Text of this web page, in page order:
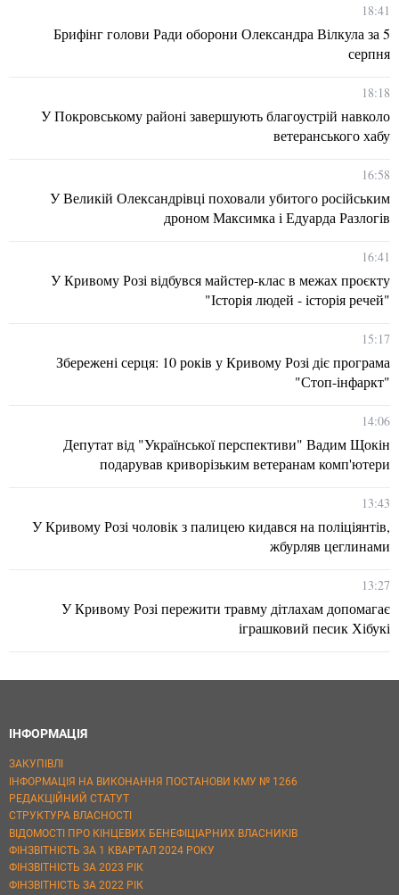
18:41
Брифінг голови Ради оборони Олександра Вілкула за 5
серпня
18:18
У Покровському районі завершують благоустрій навколо
ветеранського хабу
16:58
У Великій Олександрівці поховали убитого російським
дроном Максимка і Едуарда Разлогів
16:41
У Кривому Розі відбувся майстер-клас в межах проєкту
"Історія людей - історія речей"
15:17
Збережені серця: 10 років у Кривому Розі діє програма
"Стоп-інфаркт"
14:06
Депутат від "Української перспективи" Вадим Щокін
подарував криворізьким ветеранам комп'ютери
13:43
У Кривому Розі чоловік з палицею кидався на поліціянтів,
жбурляв цеглинами
13:27
У Кривому Розі пережити травму дітлахам допомагає
іграшковий песик Хібукі
ІНФОРМАЦІЯ
ЗАКУПІВЛІ
ІНФОРМАЦІЯ НА ВИКОНАННЯ ПОСТАНОВИ КМУ № 1266
РЕДАКЦІЙНИЙ СТАТУТ
СТРУКТУРА ВЛАСНОСТІ
ВІДОМОСТІ ПРО КІНЦЕВИХ БЕНЕФІЦІАРНИХ ВЛАСНИКІВ
ФІНЗВІТНІСТЬ ЗА 1 КВАРТАЛ 2024 РОКУ
ФІНЗВІТНІСТЬ ЗА 2023 РІК
ФІНЗВІТНІСТЬ ЗА 2022 РІК